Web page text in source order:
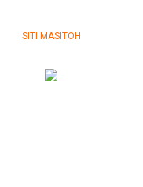
SITI MASITOH